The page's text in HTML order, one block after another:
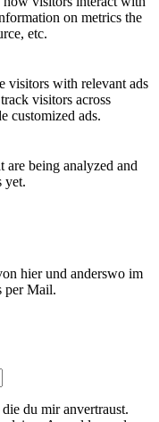
on metrics the
etc.
visitors with relevant ads
visitors across
customized ads.
are being analyzed and
yet.
hier und anderswo im
per Mail.
du mir anvertraust.